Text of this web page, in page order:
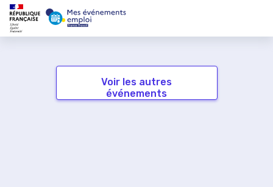
Voir les autres
événements